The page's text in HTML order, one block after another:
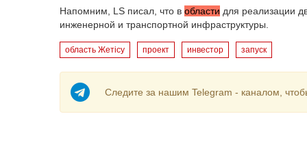
Напомним, LS писал, что в области для реализации
инженерной и транспортной инфраструктуры.
область Жетісу проект инвестор запуск
Следите за нашим Telegram - каналом,